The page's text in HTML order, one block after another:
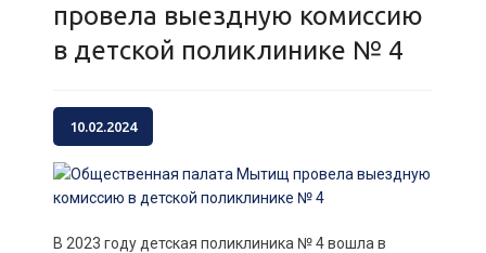
провела выездную комиссию
в детской поликлинике № 4
10.02.2024
В 2023 году детская поликлиника № 4 вошла в